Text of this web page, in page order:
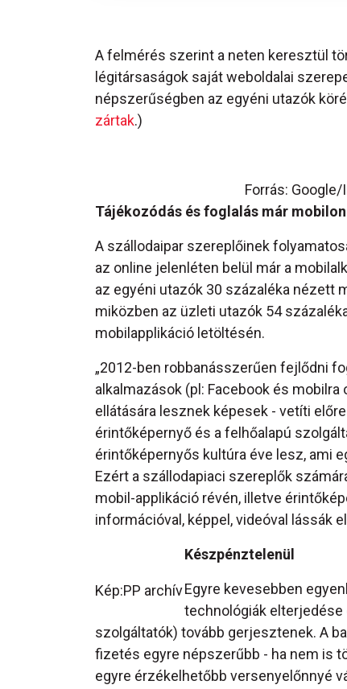
A felmérés szerint a neten keresztül
légitársaságok saját weboldalai
népszerűségben az egyéni utazók
zártak.)
Forrás: Google/
Tájékozódás és foglalás már
A szállodaipar szereplőinek
az online jelenléten belül már a
az egyéni utazók 30 százaléka nézett
miközben az üzleti utazók 54
mobilapplikáció letöltésén.
„2012-ben robbanásszerűen fejlődni
alkalmazások (pl: Facebook és
ellátására lesznek képesek - vetíti előre
érintőképernyő és a felhőalapú
érintőképernyős kultúra éve lesz, ami
Ezért a szállodapiaci szereplők
mobil-applikáció révén, illetve
információval, képpel, videóval lássák
Kép:PP archív
Készpénztelenül
Egyre kevesebben
technológiák elterjedése
szolgáltatók) tovább gerjesztenek. A
fizetés egyre népszerűbb - ha nem is
egyre érzékelhetőbb versenyelőnnyé